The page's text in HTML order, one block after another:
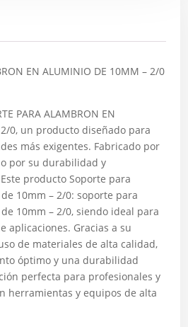
EN ALUMINIO DE 10MM – 2/0
PARA ALAMBRON EN
2/0, un producto diseñado para
más exigentes. Fabricado por
por su durabilidad y
producto Soporte para
10mm – 2/0: soporte para
10mm – 2/0, siendo ideal para
aplicaciones. Gracias a su
de materiales de alta calidad,
óptimo y una durabilidad
perfecta para profesionales y
herramientas y equipos de alta